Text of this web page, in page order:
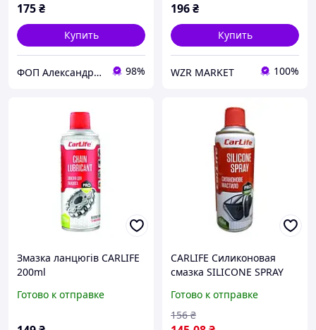
175₴
Купить
ФОП Александрова Ірина Анатоліївна 98%
196₴
Купить
WZR MARKET 100%
Змазка ланцюгів CARLIFE
200ml
Готово к отправке
CARLIFE Силиконовая
смазка SILICONE SPRAY
Готово к отправке
156 ₴